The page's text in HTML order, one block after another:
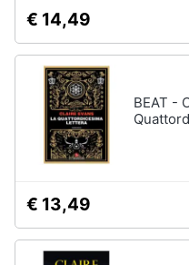
Giocattoli
Prima
infanzia
Fotografia
Abbigliamento
musicali
Colonne
Sonore
Musica
Leggera
Musica
Jazz
€ 14,49
BEAT -
€ 13,49